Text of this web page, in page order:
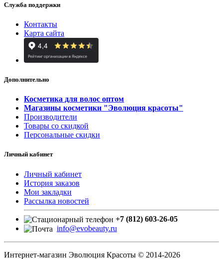
Служба поддержки
Контакты
Карта сайта
Дополнительно
Косметика для волос оптом
Магазины косметики "Эволюция красоты"
Производители
Товары со скидкой
Персональные скидки
Личный кабинет
Личный кабинет
История заказов
Мои закладки
Рассылка новостей
+7 (812) 603-26-05
info@evobeauty.ru
Интернет-магазин Эволюция Красоты © 2014-2026